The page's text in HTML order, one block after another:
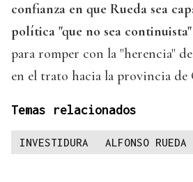
confianza en que Rueda sea
política "que no sea continuista"
para romper con la "herencia" de
en el trato hacia la provincia de
Temas relacionados
INVESTIDURA ALFONSO RUEDA